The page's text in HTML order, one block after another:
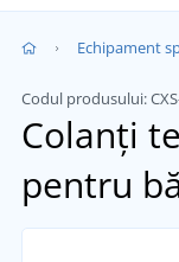
Echipament
Codul produsului:
Colanți
pentru